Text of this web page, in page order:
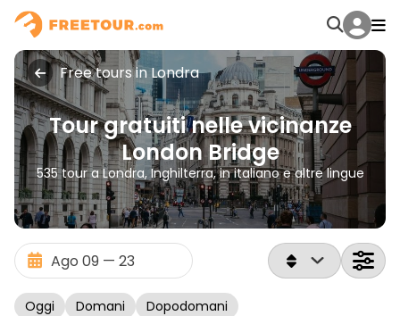
Free tours in Londra
Tour gratuiti nelle vicinanze
London Bridge
535 tour a Londra, Inghilterra, in italiano e altre lingue
Oggi Domani Dopodomani